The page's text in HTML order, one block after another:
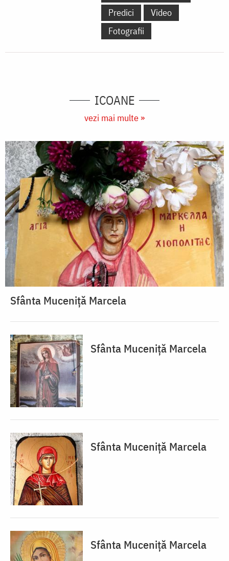
Predici
Video
Fotografii
ICOANE
vezi mai multe »
Sfânta Muceniță Marcela
Sfânta Muceniță Marcela
Sfânta Muceniță Marcela
Sfânta Muceniță Marcela